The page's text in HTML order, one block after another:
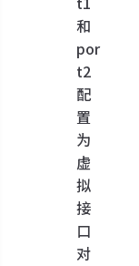
和
por
t2
配
置
为
虚
拟
接
口
对